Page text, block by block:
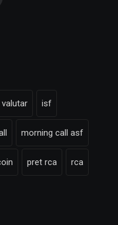
isf
morning call asf
pret rca rca